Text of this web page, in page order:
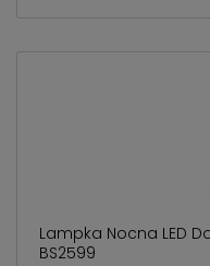
Lampka Nocna LED
BS2599